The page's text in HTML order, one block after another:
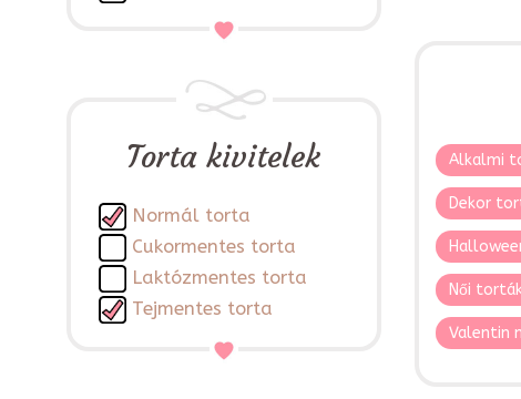
Torta kivitelek
Normál torta
Cukormentes torta
Laktózmentes torta
Tejmentes torta
Alkalmi
Dekor
Női
Valentin